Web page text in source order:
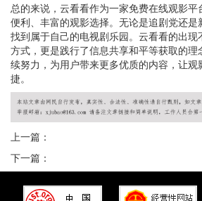
总的来说，云看看作为一家免费在线观影平
便利、丰富的观影选择。无论是追剧党还是
找到属于自己的电视剧乐园。云看看的出现
方式，更是践行了信息共享和平等获取的
续努力，为用户带来更多优质的内容，让观
捷。
上一篇：
下一篇：